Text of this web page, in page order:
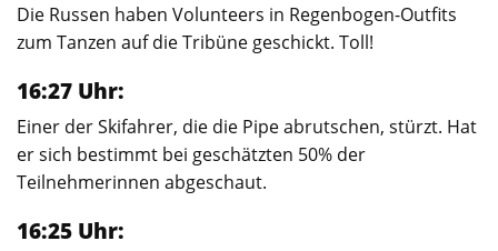
Die Russen haben Volunteers in Regenbogen-Outfits
zum Tanzen auf die Tribüne geschickt. Toll!
16:27 Uhr:
Einer der Skifahrer, die die Pipe abrutschen, stürzt. Hat
er sich bestimmt bei geschätzten 50% der
Teilnehmerinnen abgeschaut.
16:25 Uhr: